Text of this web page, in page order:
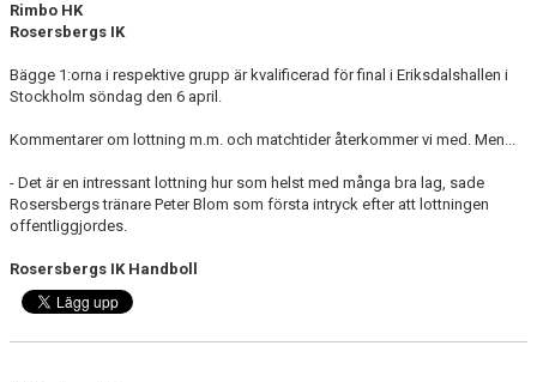
Rimbo HK
Rosersbergs IK
Bägge 1:orna i respektive grupp är kvalificerad för final i Eriksdalshallen i
Stockholm söndag den 6 april.
Kommentarer om lottning m.m. och matchtider återkommer vi med. Men...
- Det är en intressant lottning hur som helst med många bra lag, sade
Rosersbergs tränare Peter Blom som första intryck efter att lottningen
offentliggjordes.
Rosersbergs IK Handboll